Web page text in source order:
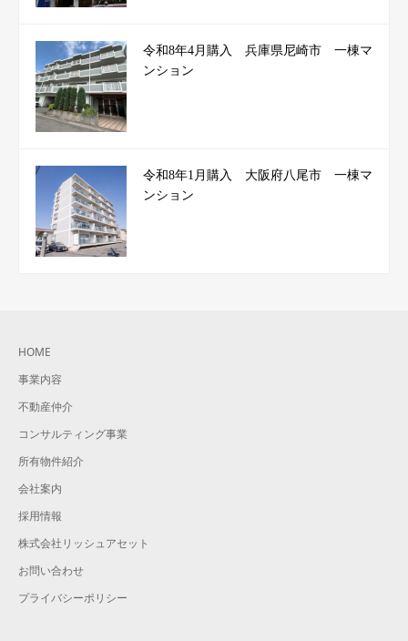
令和8年4月購入 兵庫県尼崎市 一棟マ
ンション
令和8年1月購入 大阪府八尾市 一棟マ
ンション
HOME
事業内容
不動産仲介
コンサルティング事業
所有物件紹介
会社案内
採用情報
株式会社リッシュアセット
お問い合わせ
プライバシーポリシー